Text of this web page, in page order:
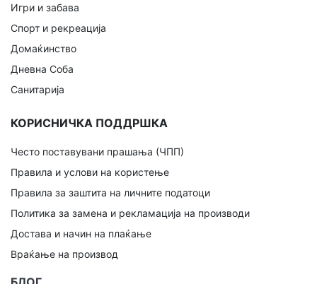
Игри и забава
Спорт и рекреација
Домаќинство
Дневна Соба
Санитарија
КОРИСНИЧКА ПОДДРШКА
Често поставувани прашања (ЧПП)
Правила и услови на користење
Правила за заштита на личните податоци
Политика за замена и рекламација на производи
Достава и начин на плаќање
Враќање на производ